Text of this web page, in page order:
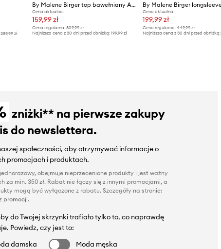
289,99 zł
By Malene Birger top bawełniany ANISA
Cena aktualna:
159,99 zł
Cena regularna:309,99 zł
Najniższa cena z 30 dni przed obniżką:199,99 zł
Cena aktualna:
199,99 zł
Cena regularna: 449,99 zł
Najniższa cena z 30 dni przed obniżką:
zniżki** na pierwsze zakupy
do newslettera.
społeczności, aby otrzymywać informacje o
promocjach i produktach.
obejmuje nieprzecenione produkty i jest ważny
za min. 350 zł. Rabat nie łączy się z innymi promocjami, a
mogą być wyłączone z rabatu. Szczegóły na stronie:
promocji.
do Twojej skrzynki trafiało tylko to, co naprawdę
Powiedz, czy jest to:
damska
Moda męska